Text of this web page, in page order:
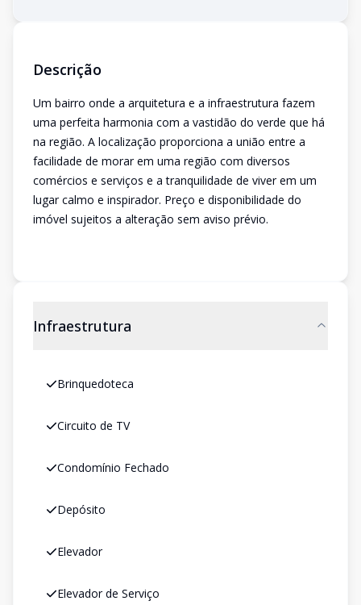
Descrição
Um bairro onde a arquitetura e a infraestrutura fazem
uma perfeita harmonia com a vastidão do verde que há
na região. A localização proporciona a união entre a
facilidade de morar em uma região com diversos
comércios e serviços e a tranquilidade de viver em um
lugar calmo e inspirador. Preço e disponibilidade do
imóvel sujeitos a alteração sem aviso prévio.
Infraestrutura
Brinquedoteca
Circuito de TV
Condomínio Fechado
Depósito
Elevador
Elevador de Serviço